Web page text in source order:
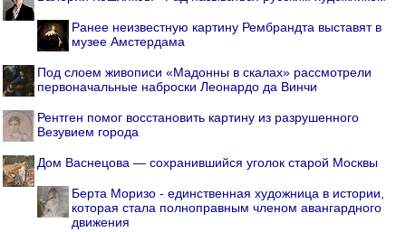
Ранее неизвестную картину Рембрандта выставят в
музее Амстердама
Под слоем живописи «Мадонны в скалах» рассмотрели
первоначальные наброски Леонардо да Винчи
Рентген помог восстановить картину из разрушенного
Везувием города
Дом Васнецова — сохранившийся уголок старой Москвы
Берта Моризо - единственная художница в истории,
которая стала полноправным членом авангардного
движения